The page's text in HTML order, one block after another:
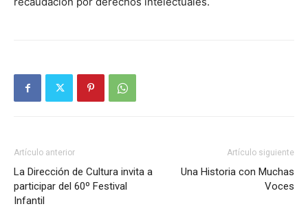
Artículo anterior
La Dirección de Cultura invita a
participar del 60º Festival
Infantil
Artículo siguiente
Una Historia con Muchas
Voces